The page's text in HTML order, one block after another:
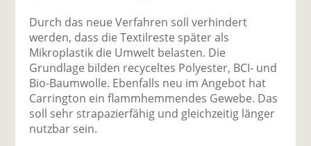
o
k
te
il
e
n
n
e
n
d
e
n
Durch das neue Verfahren soll verhindert
werden, dass die Textilreste später als
Mikroplastik die Umwelt belasten. Die
Grundlage bilden recyceltes Polyester, BCI- und
Bio-Baumwolle. Ebenfalls neu im Angebot hat
Carrington ein flammhemmendes Gewebe. Das
soll sehr strapazierfähig und gleichzeitig länger
nutzbar sein.